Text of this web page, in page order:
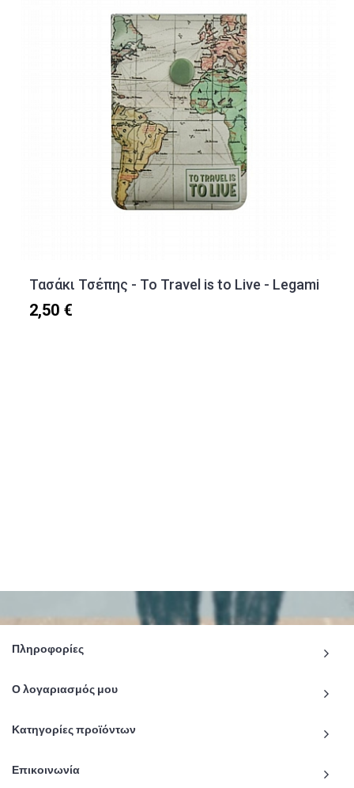
Τασάκι Τσέπης - To Travel is to Live - Legami
2,50 €
Πληροφορίες
Ο λογαριασμός μου
Κατηγορίες προϊόντων
Επικοινωνία